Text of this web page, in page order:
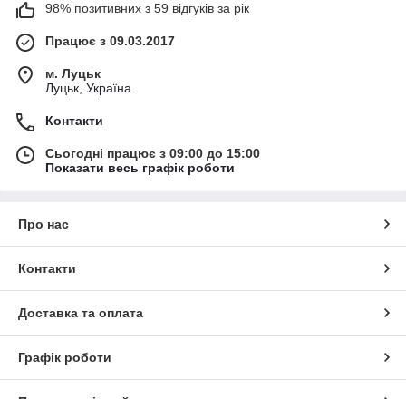
98% позитивних з 59 відгуків за рік
Працює з 09.03.2017
м. Луцьк
Луцьк, Україна
Контакти
Сьогодні працює з 09:00 до 15:00
Показати весь графік роботи
Про нас
Контакти
Доставка та оплата
Графік роботи